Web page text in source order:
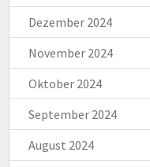
Dezember 2024
November 2024
Oktober 2024
September 2024
August 2024